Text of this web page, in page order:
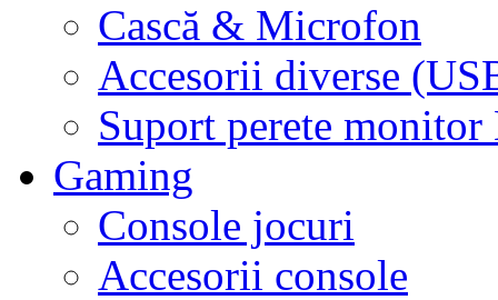
Cască & Microfon
Accesorii diverse
Suport perete
Gaming
Console jocuri
Accesorii console